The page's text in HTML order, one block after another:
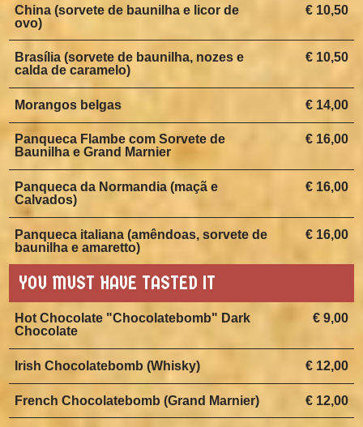
€ 10,50
China (sorvete de baunilha e licor de
ovo)
€ 10,50
Brasília (sorvete de baunilha, nozes e
calda de caramelo)
€ 14,00
Morangos belgas
€ 16,00
Panqueca Flambe com Sorvete de
Baunilha e Grand Marnier
€ 16,00
Panqueca da Normandia (maçã e
Calvados)
€ 16,00
Panqueca italiana (amêndoas, sorvete de
baunilha e amaretto)
YOU MUST HAVE TASTED IT
€ 9,00
Hot Chocolate "Chocolatebomb" Dark
Chocolate
€ 12,00
Irish Chocolatebomb (Whisky)
€ 12,00
French Chocolatebomb (Grand Marnier)